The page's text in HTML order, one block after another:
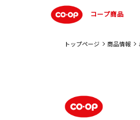
コープ商品
トップページ 商品情報